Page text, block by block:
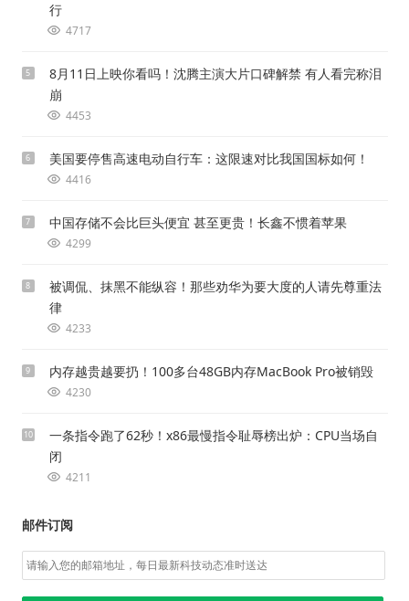
行
4717
5
8月11日上映你看吗！沈腾主演大片口碑解禁 有人看完称泪
崩
4453
6 美国要停售高速电动自行车：这限速对比我国国标如何！
4416
7 中国存储不会比巨头便宜 甚至更贵！长鑫不惯着苹果
4299
8
被调侃、抹黑不能纵容！那些劝华为要大度的人请先尊重法
律
4233
9 内存越贵越要扔！100多台48GB内存MacBook Pro被销毁
4230
10
一条指令跑了62秒！x86最慢指令耻辱榜出炉：CPU当场自
闭
4211
邮件订阅